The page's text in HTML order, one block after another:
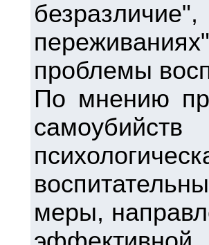
проблемы
По мнению
меры,